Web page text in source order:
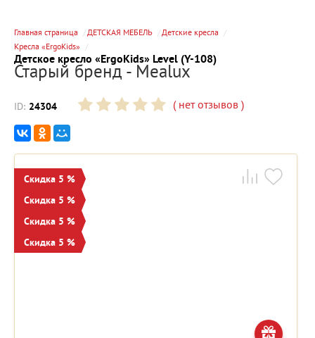
Главная страница ДЕТСКАЯ МЕБЕЛЬ
Детские кресла
Кресла «ErgoKids»
Детское кресло «ErgoKids» Level (Y-108)
Старый бренд - Mealux
ID: 24304 (нет отзывов )
Скидка 5 %
Скидка 5 %
Скидка 5 %
Скидка 5 %